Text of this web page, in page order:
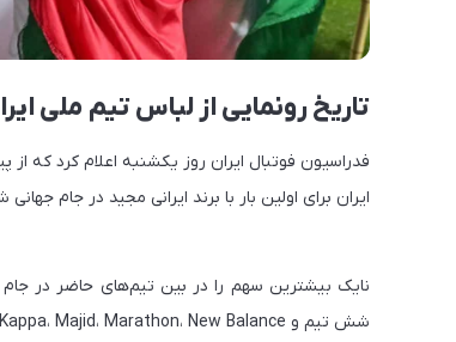
تاریخ رونمایی از لباس تیم ملی ایران
فدراسیون فوتبال ایران روز یکشنبه اعلام کرد که از پیراهن تیم ملی در
ایران برای اولین بار با برند ایرانی مجید در جام
شش تیم و Hummel، Kappa، Majid، Marathon، New Balance و One All Sport همگی اسپانسر یک تیم هستند.